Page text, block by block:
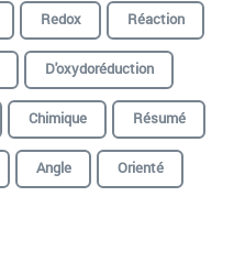
Redox
Réaction
D'oxydoréduction
Chimique
Résumé
Angle Orienté